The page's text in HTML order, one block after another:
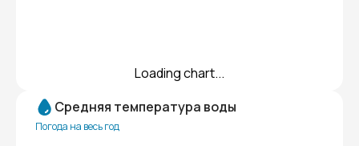
Loading chart...
Средняя температура воды
Погода на весь год